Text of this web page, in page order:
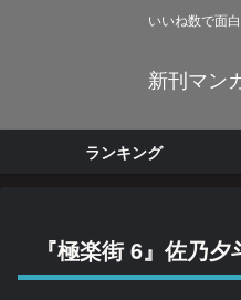
いいね数で面
新刊マン
ランキング
『極楽街 6』佐乃夕